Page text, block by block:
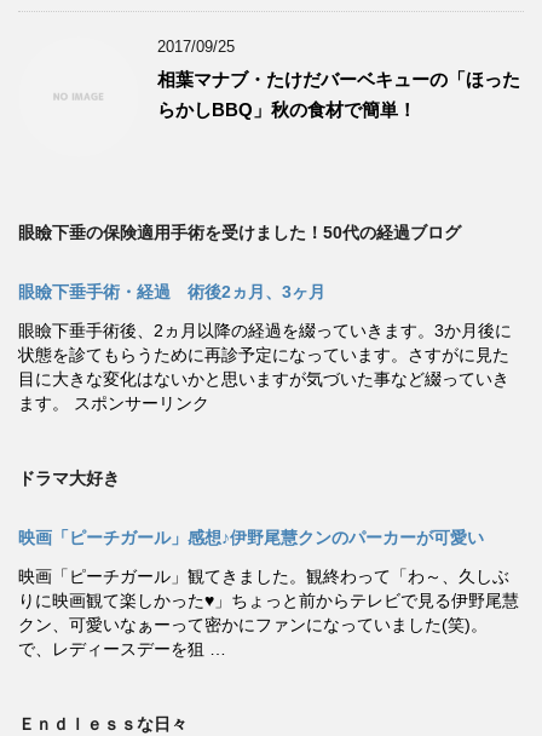
2017/09/25
相葉マナブ・たけだバーベキューの「ほった
らかしBBQ」秋の食材で簡単！
眼瞼下垂の保険適用手術を受けました！50代の経過ブログ
眼瞼下垂手術・経過 術後2ヵ月、3ヶ月
眼瞼下垂手術後、2ヵ月以降の経過を綴っていきます。3か月後に
状態を診てもらうために再診予定になっています。さすがに見た
目に大きな変化はないかと思いますが気づいた事など綴っていき
ます。 スポンサーリンク
ドラマ大好き
映画「ピーチガール」感想♪伊野尾慧クンのパーカーが可愛い
映画「ピーチガール」観てきました。観終わって「わ～、久しぶ
りに映画観て楽しかった♥」ちょっと前からテレビで見る伊野尾慧
クン、可愛いなぁーって密かにファンになっていました(笑)。
で、レディースデーを狙 …
Ｅｎｄｌｅｓｓな日々